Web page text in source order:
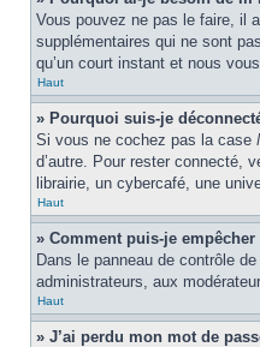
Vous pouvez ne pas le faire, il
supplémentaires qui ne sont
qu’un court instant et nous
Haut
» Pourquoi suis-je
Si vous ne cochez pas la case
d’autre. Pour rester connecté,
librairie, un cybercafé, une
Haut
» Comment puis-je
Dans le panneau de contrôle
administrateurs, aux
Haut
» J’ai perdu mon mot de